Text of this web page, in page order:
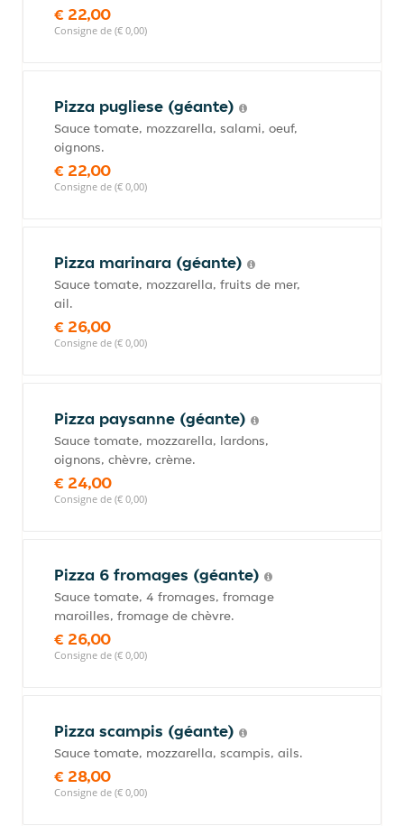
€ 22,00
Consigne de (€ 0,00)
Pizza pugliese (géante)
Sauce tomate, mozzarella, salami, oeuf,
oignons.
€ 22,00
Consigne de (€ 0,00)
Pizza marinara (géante)
Sauce tomate, mozzarella, fruits de mer,
ail.
€ 26,00
Consigne de (€ 0,00)
Pizza paysanne (géante)
Sauce tomate, mozzarella, lardons,
oignons, chèvre, crème.
€ 24,00
Consigne de (€ 0,00)
Pizza 6 fromages (géante)
Sauce tomate, 4 fromages, fromage
maroilles, fromage de chèvre.
€ 26,00
Consigne de (€ 0,00)
Pizza scampis (géante)
Sauce tomate, mozzarella, scampis, ails.
€ 28,00
Consigne de (€ 0,00)